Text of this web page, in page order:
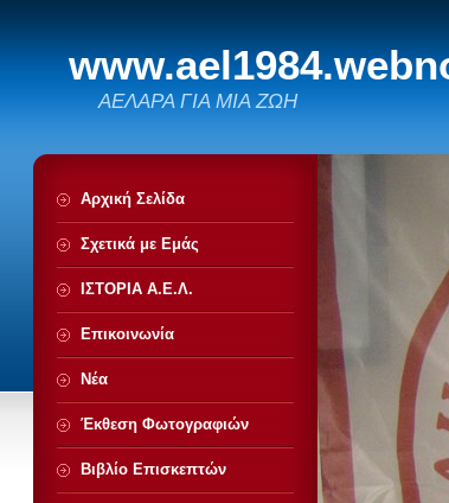
ΑΕΛΑΡΑ ΓΙΑ ΜΙΑ ΖΩΗ
Αρχική Σελίδα
Σχετικά με Eμάς
ΙΣΤΟΡΙΑ Α.Ε.Λ.
Επικοινωνία
Νέα
Έκθεση Φωτογραφιών
Βιβλίο Επισκεπτών